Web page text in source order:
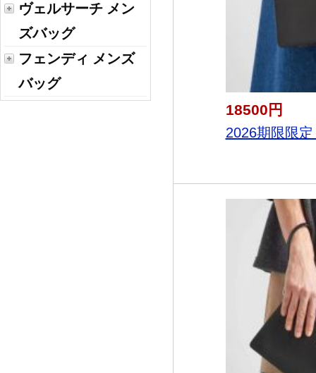
ヴェルサーチ メン
ズバッグ
フェンディ メンズ
バッグ
18500円
2026期限限